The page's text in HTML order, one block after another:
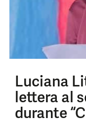
Luciana
lettera al
durante